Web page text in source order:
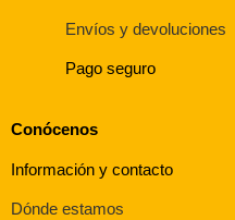
Envíos y devoluciones
Pago seguro
Conócenos
Información y contacto
Dónde estamos